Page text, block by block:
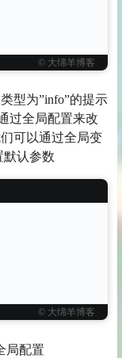
© 大绵羊博客
型为”info”的提示
过全局配置来改
可以通过全局变
默认参数
© 大绵羊博客
局配置